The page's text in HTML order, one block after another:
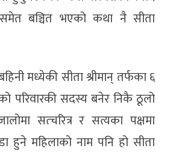
बञ्चित भएको कथा नै सीता
मध्येकी सीता श्रीमान् तर्फका ६
परिवारकी सदस्य बनेर निकै ठूलो
सत्चरित्र र सत्यका पक्षमा
हुने महिलाको नाम पनि हो सीता